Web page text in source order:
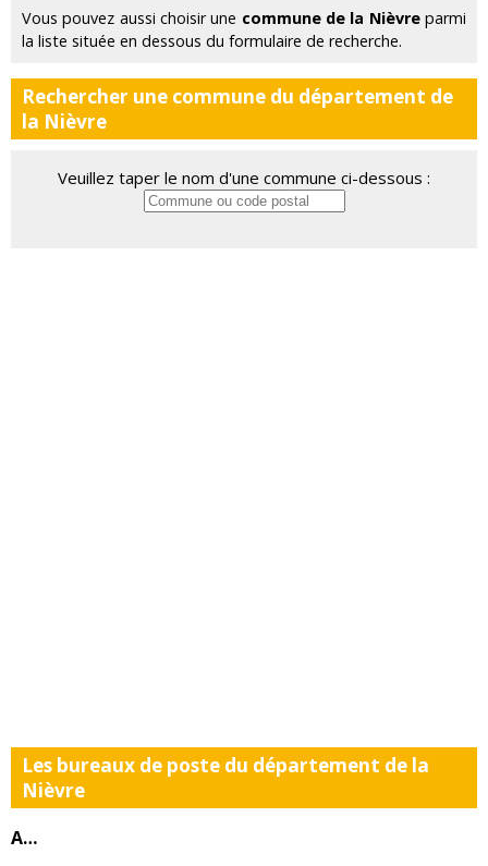
Vous pouvez aussi choisir une commune de la Nièvreparmi
la liste située en dessous du formulaire de recherche.
Rechercher une commune du département de
la Nièvre
Veuillez taper le nom d'une commune ci-dessous :
Les bureaux de poste du département de la
Nièvre
A…